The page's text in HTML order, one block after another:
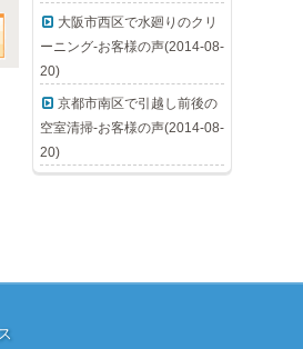
大阪市西区で水廻りのクリ
ーニング-お客様の声(2014-08-
20)
京都市南区で引越し前後の
空室清掃-お客様の声(2014-08-
20)